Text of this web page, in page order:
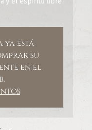
ya está
su
en el